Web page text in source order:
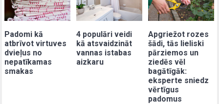
Padomi kā
atbrīvot virtuves
dvieļus no
nepatīkamas
smakas
4 populāri veidi
kā atsvaidzināt
vannas istabas
aizkaru
Apgriežot rozes
šādi, tās lieliski
pārziemos un
ziedēs vēl
bagātīgāk:
eksperte sniedz
vērtīgus
padomus